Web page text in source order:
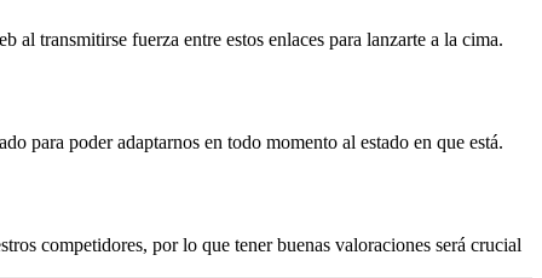
al transmitirse fuerza entre estos enlaces para lanzarte a la cima.
para poder adaptarnos en todo momento al estado en que está.
competidores, por lo que tener buenas valoraciones será crucial